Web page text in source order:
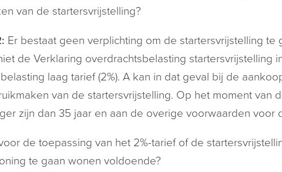
van de startersvrijstelling?
Er bestaat geen verplichting om de startersvrijstelling te
de Verklaring overdrachtsbelasting startersvrijstelling
laag tarief (2%). A kan in dat geval bij de
van de startersvrijstelling. Op het moment van
zijn dan 35 jaar en aan de overige voorwaarden voor
de toepassing van het 2%-tarief of de
te gaan wonen voldoende?